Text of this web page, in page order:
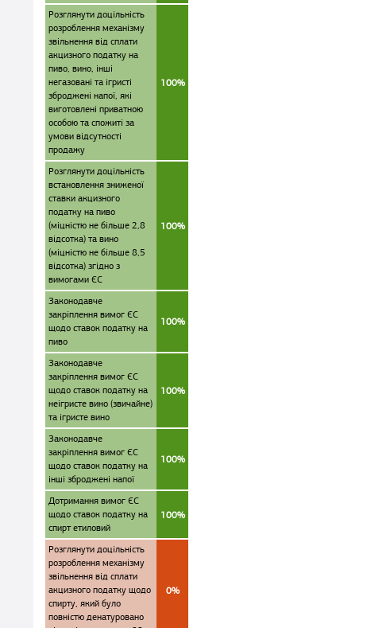
Розглянути доцільність
розроблення механізму
звільнення від сплати
акцизного податку на
пиво, вино, інші
негазовані та ігристі
зброджені напої, які
виготовлені приватною
особою та спожиті за
умови відсутності
продажу
100%
Розглянути доцільність
встановлення зниженої
ставки акцизного
податку на пиво
(міцністю не більше 2,8
відсотка) та вино
(міцністю не більше 8,5
відсотка) згідно з
вимогами ЄС
100%
Законодавче
закріплення вимог ЄС
щодо ставок податку на
пиво
100%
Законодавче
закріплення вимог ЄС
щодо ставок податку на
неігристе вино (звичайне)
та ігристе вино
100%
Законодавче
закріплення вимог ЄС
щодо ставок податку на
інші зброджені напої
100%
Дотримання вимог ЄС
щодо ставок податку на
спирт етиловий
100%
Розглянути доцільність
розроблення механізму
звільнення від сплати
акцизного податку щодо
спирту, який було
повністю денатуровано
0%